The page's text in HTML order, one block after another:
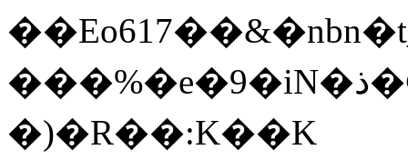
�� �%�e�9�iN�ذ�©����ŉ�,�)j�']�Io
�)�R��:K��K